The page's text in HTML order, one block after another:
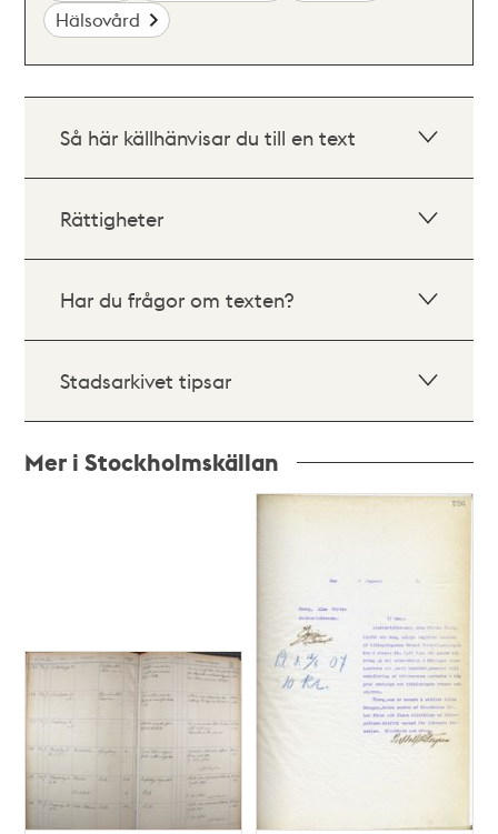
Hälsovård
Så här källhänvisar du till en text
Rättigheter
Har du frågor om texten?
Stadsarkivet tipsar
Mer i Stockholmskällan